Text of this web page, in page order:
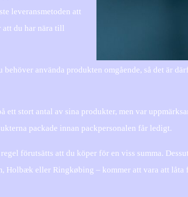
leveransmetoden att
att du har nära till
använda produkten omgående, så det är
ett stort antal av sina produkter, men var
packade innan packpersonalen får ledigt.
förutsätts att du köper för en viss summa.
Holbæk eller Ringkøbing – kommer att vara att